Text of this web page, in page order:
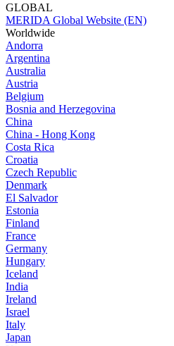
GLOBAL
MERIDA Global Website (EN)
Worldwide
Andorra
Argentina
Australia
Austria
Belgium
Bosnia and Herzegovina
China
China - Hong Kong
Costa Rica
Croatia
Czech Republic
Denmark
El Salvador
Estonia
Finland
France
Germany
Hungary
Iceland
India
Ireland
Israel
Italy
Japan